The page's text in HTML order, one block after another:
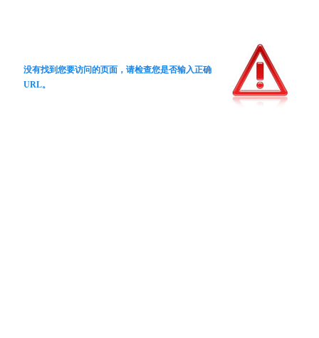
没有找到您要访问的页面，请检查您是否输入正确
URL。